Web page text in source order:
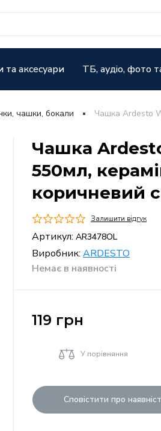
аксесуари ТБ, аудіо, фото
чашки, бокали Чашка Ardesto
Чашка
550мл,
коричневий
Залишити відгук
Артикул: AR3478OL
Виробник: ARDESTO
Немає в наявності
119 грн
У порівняння
Сповістити про